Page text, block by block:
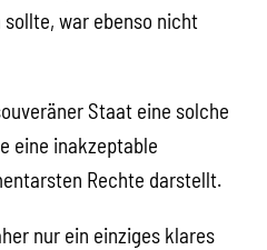
war ebenso nicht
Staat eine solche
eine inakzeptable
Rechte darstellt.
nur ein einziges klares